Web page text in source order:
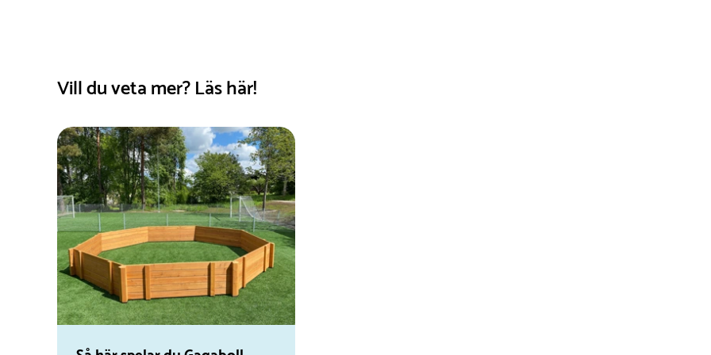
Letar du efter en enkel lösning för att introducera gagaboll till din skolgård eller park? Hos Tress Utemiljö kan
du enkelt beställa en gagabollplan som är anpassad för utomhusbruk och som kommer att stå emot både
tuffa väderförhållanden och frekvent användning. Vi erbjuder snabb och smidig leverans, och vårt team står
redo att guida dig genom processen för att se till att du får rätt lösning för din utemiljö.
Kontakta oss för mer information och hjälp med att planera din gagabollrink. Låt oss tillsammans skapa en
arena där barn och ungdomar kan uppleva rörelseglädje och gemenskap.
Vill du veta mer? Läs här!